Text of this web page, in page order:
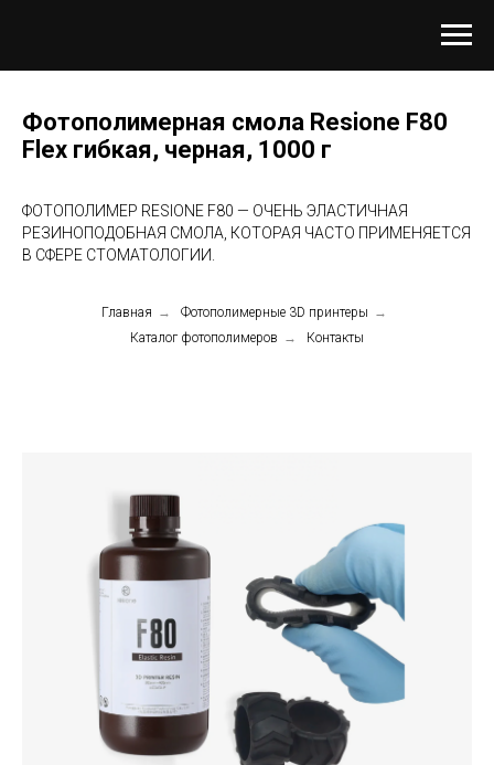
Фотополимерная смола Resione F80
Flex гибкая, черная, 1000 г
ФОТОПОЛИМЕР RESIONE F80 — ОЧЕНЬ ЭЛАСТИЧНАЯ
РЕЗИНОПОДОБНАЯ СМОЛА, КОТОРАЯ ЧАСТО ПРИМЕНЯЕТСЯ
В СФЕРЕ СТОМАТОЛОГИИ.
Главная → Фотополимерные 3D принтеры →
Каталог фотополимеров → Контакты